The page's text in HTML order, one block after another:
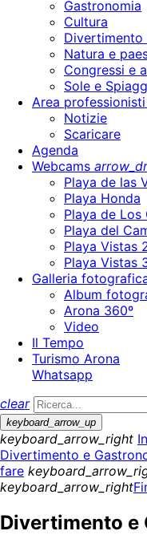
Gastronomia
Cultura
Divertimento
Natura e
Congressi e
Sole e
Area professionisti
Notizie
Scaricare
Agenda
Webcams
Playa de las
Playa Honda
Playa de Los
Playa del
Playa Vistas
Playa Vistas
Galleria
Album
Arona 360º
Video
Il Tempo
Turismo Arona
Whatsapp
clear
keyboard_arrow_up
keyboard_arrow_right
Divertimento e
fare
keyboard_arrow_right
Divertimento e